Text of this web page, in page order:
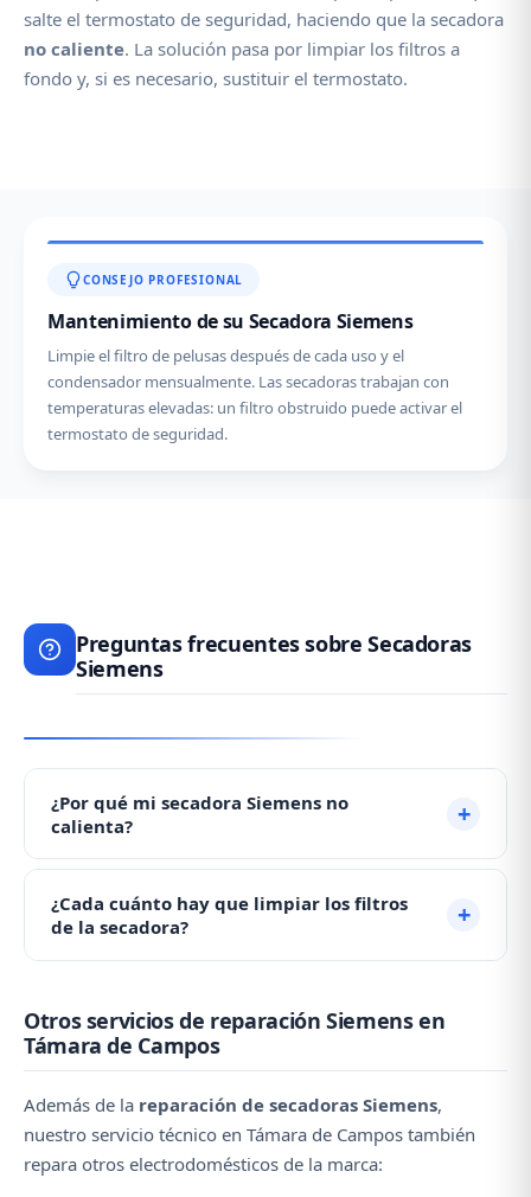
salte el termostato de seguridad, haciendo que la secadora
no caliente. La solución pasa por limpiar los filtros a
fondo y, si es necesario, sustituir el termostato.
CONSEJO PROFESIONAL
Mantenimiento de su Secadora Siemens
Limpie el filtro de pelusas después de cada uso y el
condensador mensualmente. Las secadoras trabajan con
temperaturas elevadas: un filtro obstruido puede activar el
termostato de seguridad.
Preguntas frecuentes sobre Secadoras
Siemens
¿Por qué mi secadora Siemens no
calienta?
Si su secadora no calienta, probablemente el
termostato de seguridad ha saltado por falta de
¿Cada cuánto hay que limpiar los filtros
de la secadora?
de cada uso y el condensador mensualmente. Un
mantenimiento adecuado previene la mayoría de
Otros servicios de reparación Siemens en
Támara de Campos
Además de la reparación de secadoras Siemens,
nuestro servicio técnico en Támara de Campos también
repara otros electrodomésticos de la marca: